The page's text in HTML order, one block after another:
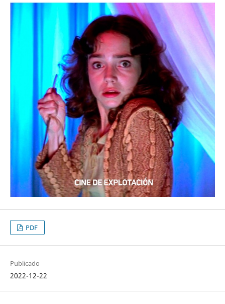
PDF
Publicado
2022-12-22